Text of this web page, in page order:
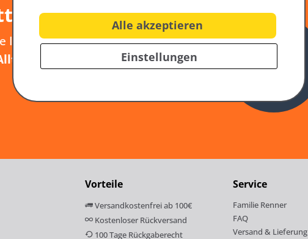
Infos zu neuen Produkten,
Gutschein
Vorteile
Versandkostenfrei ab 100€
Kostenloser Rückversand
100 Tage Rückgaberecht
Service
Familie Renner
FAQ
Versand & Lieferung
Alle akzeptieren
Einstellungen